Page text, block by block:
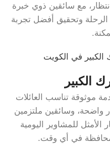
مع سائقين ذوي خبرة
وتحقيق أفضل تجربة
الكبير
موثوقة تناسب العائلات
واضحة، وسائقين ملتزمين
للمشاوير اليومية
في أي وقت.